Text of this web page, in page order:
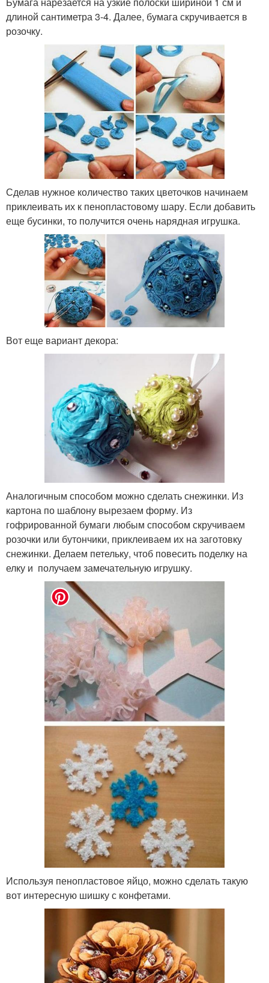
длиной сантиметра 3-4. Далее, бумага скручивается в
розочку.
Сделав нужное количество таких цветочков начинаем
приклеивать их к пенопластовому шару. Если добавить
еще бусинки, то получится очень нарядная игрушка.
Вот еще вариант декора:
Аналогичным способом можно сделать снежинки. Из
картона по шаблону вырезаем форму. Из
гофрированной бумаги любым способом скручиваем
розочки или бутончики, приклеиваем их на заготовку
снежинки. Делаем петельку, чтоб повесить поделку на
елку и получаем замечательную игрушку.
Используя пенопластовое яйцо, можно сделать такую
вот интересную шишку с конфетами.